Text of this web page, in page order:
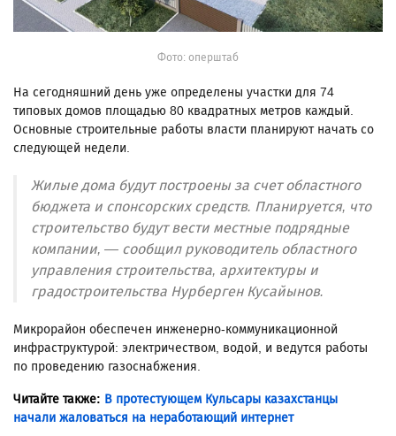
Фото: оперштаб
На сегодняшний день уже определены участки для 74
типовых домов площадью 80 квадратных метров каждый.
Основные строительные работы власти планируют начать со
следующей недели.
Жилые дома будут построены за счет областного
бюджета и спонсорских средств. Планируется, что
строительство будут вести местные подрядные
компании, — сообщил руководитель областного
управления строительства, архитектуры и
градостроительства Нурберген Кусайынов.
Микрорайон обеспечен инженерно-коммуникационной
инфраструктурой: электричеством, водой, и ведутся работы
по проведению газоснабжения.
Читайте также: В протестующем Кульсары казахстанцы
начали жаловаться на неработающий интернет